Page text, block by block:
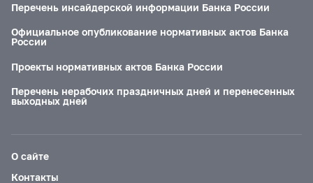
Перечень инсайдерской информации Банка России
Официальное опубликование нормативных актов Банка
России
Проекты нормативных актов Банка России
Перечень нерабочих праздничных дней и перенесенных
выходных дней
О сайте
Контакты